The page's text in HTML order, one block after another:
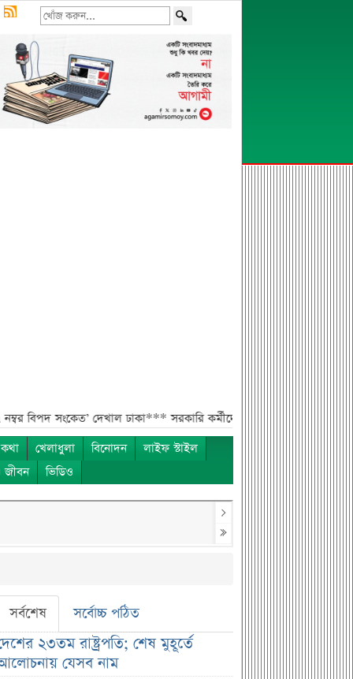
দেখাল ঢাকা*** সরকারি কর্মীদের বেতন বাড়ানো নিয়ে যা বললেন
খেলাধুলা বিনোদন
লাইফ স্টাইল
জীবন ভিডিও
সর্বশেষ সর্বোচ্চ পঠিত
২৩তম রাষ্ট্রপতি; শেষ মুহূর্তে
যেসব নাম